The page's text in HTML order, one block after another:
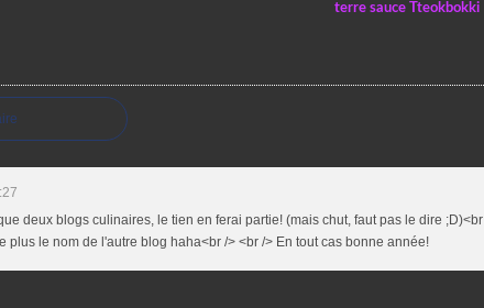
terre sauce Tteokbokki
deux blogs culinaires, le tien en ferai partie! (mais chut, faut pas le dire ;D)<br
plus le nom de l'autre blog haha<br /> <br /> En tout cas bonne année!